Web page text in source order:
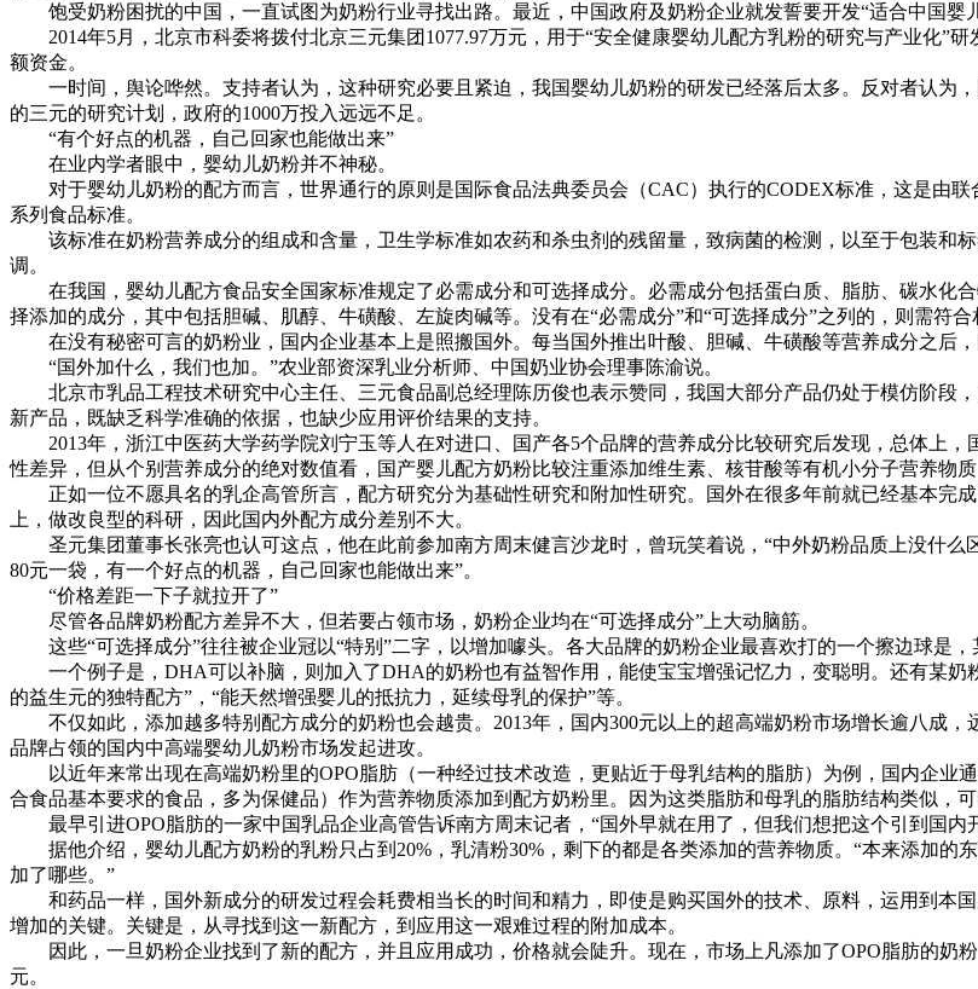
饱受奶粉困扰的中国，一直试图为奶粉行业寻找出路。最近，中国政府及奶粉企业就发誓要开发“适合中国婴儿
2014年5月，北京市科委将拨付北京三元集团1077.97万元，用于“安全健康婴幼儿配方乳粉的研究与产业化”
额资金。
一时间，舆论哗然。支持者认为，这种研究必要且紧迫，我国婴幼儿奶粉的研发已经落后太多。反对者认为
的三元的研究计划，政府的1000万投入远远不足。
“有个好点的机器，自己回家也能做出来”
在业内学者眼中，婴幼儿奶粉并不神秘。
对于婴幼儿奶粉的配方而言，世界通行的原则是国际食品法典委员会（CAC）执行的CODEX标准，这是由联
系列食品标准。
该标准在奶粉营养成分的组成和含量，卫生学标准如农药和杀虫剂的残留量，致病菌的检测，以至于包装和
调。
在我国，婴幼儿配方食品安全国家标准规定了必需成分和可选择成分。必需成分包括蛋白质、脂肪、碳水化
择添加的成分，其中包括胆碱、肌醇、牛磺酸、左旋肉碱等。没有在“必需成分”和“可选择成分”之列的，则需符合
在没有秘密可言的奶粉业，国内企业基本上是照搬国外。每当国外推出叶酸、胆碱、牛磺酸等营养成分之后，
“国外加什么，我们也加。”农业部资深乳业分析师、中国奶业协会理事陈渝说。
北京市乳品工程技术研究中心主任、三元食品副总经理陈历俊也表示赞同，我国大部分产品仍处于模仿阶段
新产品，既缺乏科学准确的依据，也缺少应用评价结果的支持。
2013年，浙江中医药大学药学院刘宁玉等人在对进口、国产各5个品牌的营养成分比较研究后发现，总体上，
性差异，但从个别营养成分的绝对数值看，国产婴儿配方奶粉比较注重添加维生素、核苷酸等有机小分子营养物
正如一位不愿具名的乳企高管所言，配方研究分为基础性研究和附加性研究。国外在很多年前就已经基本完
上，做改良型的科研，因此国内外配方成分差别不大。
圣元集团董事长张亮也认可这点，他在此前参加南方周末健言沙龙时，曾玩笑着说，“中外奶粉品质上没什么
80元一袋，有一个好点的机器，自己回家也能做出来”。
“价格差距一下子就拉开了”
尽管各品牌奶粉配方差异不大，但若要占领市场，奶粉企业均在“可选择成分”上大动脑筋。
这些“可选择成分”往往被企业冠以“特别”二字，以增加噱头。各大品牌的奶粉企业最喜欢打的一个擦边球是，
一个例子是，DHA可以补脑，则加入了DHA的奶粉也有益智作用，能使宝宝增强记忆力，变聪明。还有某奶
的益生元的独特配方”，“能天然增强婴儿的抵抗力，延续母乳的保护”等。
不仅如此，添加越多特别配方成分的奶粉也会越贵。2013年，国内300元以上的超高端奶粉市场增长逾八成，
品牌占领的国内中高端婴幼儿奶粉市场发起进攻。
以近年来常出现在高端奶粉里的OPO脂肪（一种经过技术改造，更贴近于母乳结构的脂肪）为例，国内企业
合食品基本要求的食品，多为保健品）作为营养物质添加到配方奶粉里。因为这类脂肪和母乳的脂肪结构类似，
最早引进OPO脂肪的一家中国乳品企业高管告诉南方周末记者，“国外早就在用了，但我们想把这个引到国内
据他介绍，婴幼儿配方奶粉的乳粉只占到20%，乳清粉30%，剩下的都是各类添加的营养物质。“本来添加的
加了哪些。”
和药品一样，国外新成分的研发过程会耗费相当长的时间和精力，即使是购买国外的技术、原料，运用到本
增加的关键。关键是，从寻找到这一新配方，到应用这一艰难过程的附加成本。
因此，一旦奶粉企业找到了新的配方，并且应用成功，价格就会陡升。现在，市场上凡添加了OPO脂肪的奶
元。